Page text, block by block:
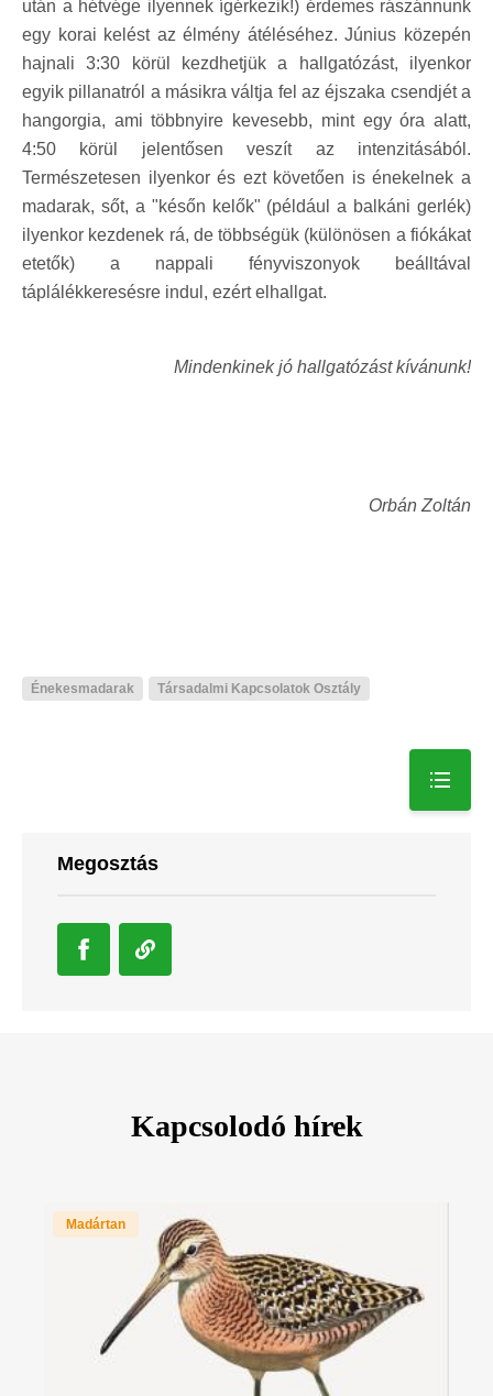
után a hétvége ilyennek ígérkezik!) érdemes rászánnunk
egy korai kelést az élmény átéléséhez. Június közepén
hajnali 3:30 körül kezdhetjük a hallgatózást, ilyenkor
egyik pillanatról a másikra váltja fel az éjszaka csendjét a
hangorgia, ami többnyire kevesebb, mint egy óra alatt,
4:50 körül jelentősen veszít az intenzitásából.
Természetesen ilyenkor és ezt követően is énekelnek a
madarak, sőt, a "későn kelők" (például a balkáni gerlék)
ilyenkor kezdenek rá, de többségük (különösen a fiókákat
etetők) a nappali fényviszonyok beálltával
táplálékkeresésre indul, ezért elhallgat.
Mindenkinek jó hallgatózást kívánunk!
Orbán Zoltán
Énekesmadarak Társadalmi Kapcsolatok Osztály
Megosztás
Kapcsolodó hírek
Madártan